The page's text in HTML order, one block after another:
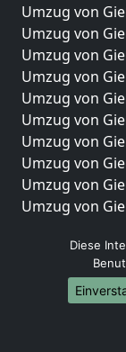
Umzug von
Umzug von
Umzug von
Umzug von
Umzug von
Umzug von
Umzug von
Umzug von
Umzug von
Umzug von
Umzug von
Umzug von
Umzug von
Umzug von
Umzug von
Diese